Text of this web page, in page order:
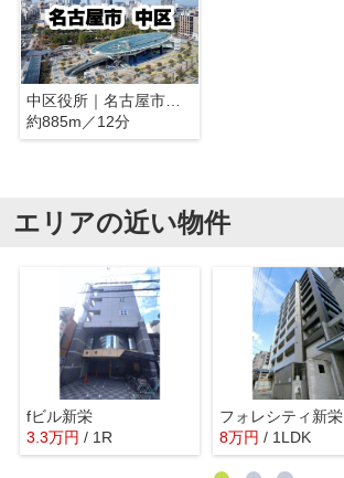
中区役所｜名古屋市中区
約885m／12分
エリアの近い物件
fビル新栄
3.3万円 / 1R
フォレシティ新栄
8万円 / 1LDK